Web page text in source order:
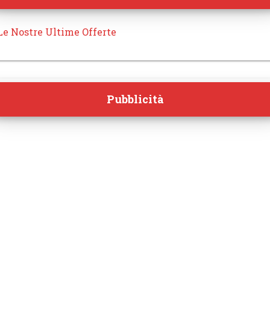
Nostre Ultime Offerte
Pubblicità